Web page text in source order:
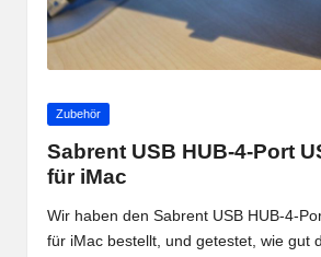
Posted
Zubehör
Sabrent USB HUB-4-Port
für iMac
Wir haben den Sabrent USB HUB-4-
für iMac bestellt, und getestet, wie gut